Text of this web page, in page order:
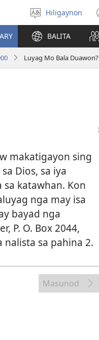
Magpili
sing
lenguahe
Hiligaynon
BALITA
Luyag Mo Bala Duawon?
makatigayon sing
Dios, sa iya
katawhan. Kon
nga may isa
bayad nga
P. O. Box 2044,
sa pahina 2.
Masunod